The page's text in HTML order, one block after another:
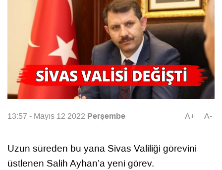
13:57 - Mayıs 12 2022 Perşembe A+ A-
Uzun süreden bu yana Sivas Valiliği görevini
üstlenen Salih Ayhan’a yeni görev.